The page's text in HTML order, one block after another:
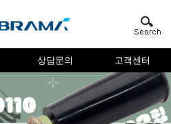
상담문의 고객센터